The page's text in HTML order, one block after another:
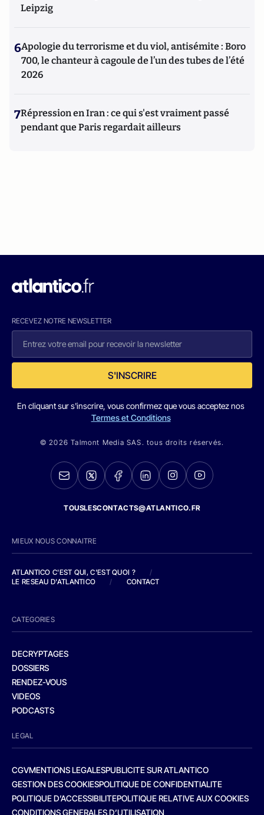
Leipzig
6Apologie du terrorisme et du viol, antisémite : Boro
700, le chanteur à cagoule de l’un des tubes de l’été
2026
7Répression en Iran : ce qui s'est vraiment passé
pendant que Paris regardait ailleurs
RECEVEZ NOTRE NEWSLETTER
S'INSCRIRE
En cliquant sur s'inscrire, vous confirmez que vous acceptez nos
Termes et Conditions
© 2026 Talmont Media SAS. tous droits réservés.
TOUSLESCONTACTS@ATLANTICO.FR
MIEUX NOUS CONNAITRE
ATLANTICO C'EST QUI, C'EST QUOI ?
/
LE RESEAU D'ATLANTICO
/ CONTACT
CATEGORIES
DECRYPTAGES
DOSSIERS
RENDEZ-VOUS
VIDEOS
PODCASTS
LEGAL
CGVMENTIONS LEGALESPUBLICITE SUR ATLANTICO
GESTION DES COOKIESPOLITIQUE DE CONFIDENTIALITE
POLITIQUE D’ACCESSIBILITEPOLITIQUE RELATIVE AUX COOKIES
CONDITIONS GENERALES D’UTILISATION